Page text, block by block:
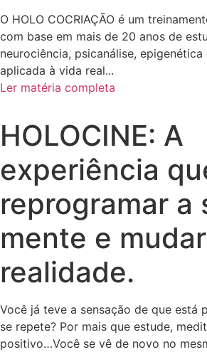
O HOLO COCRIAÇÃO é um
com base em mais de 20 anos de
neurociência, psicanálise,
aplicada à vida real...
Ler matéria completa
HOLOCINE: A
experiência
reprogramar a
mente e
realidade.
Você já teve a sensação de que está
se repete? Por mais que estude,
positivo…Você se vê de novo no